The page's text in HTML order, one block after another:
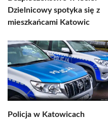
Dzielnicowy spotyka się z
mieszkańcami Katowic
Policja w Katowicach